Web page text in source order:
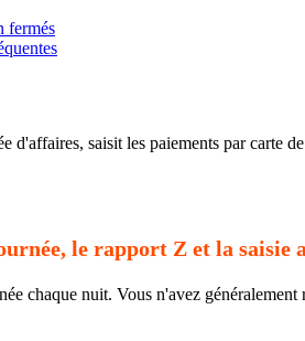
fermés
d'affaires, saisit les paiements par carte
le rapport Z et la saisie
chaque nuit. Vous n'avez généralement